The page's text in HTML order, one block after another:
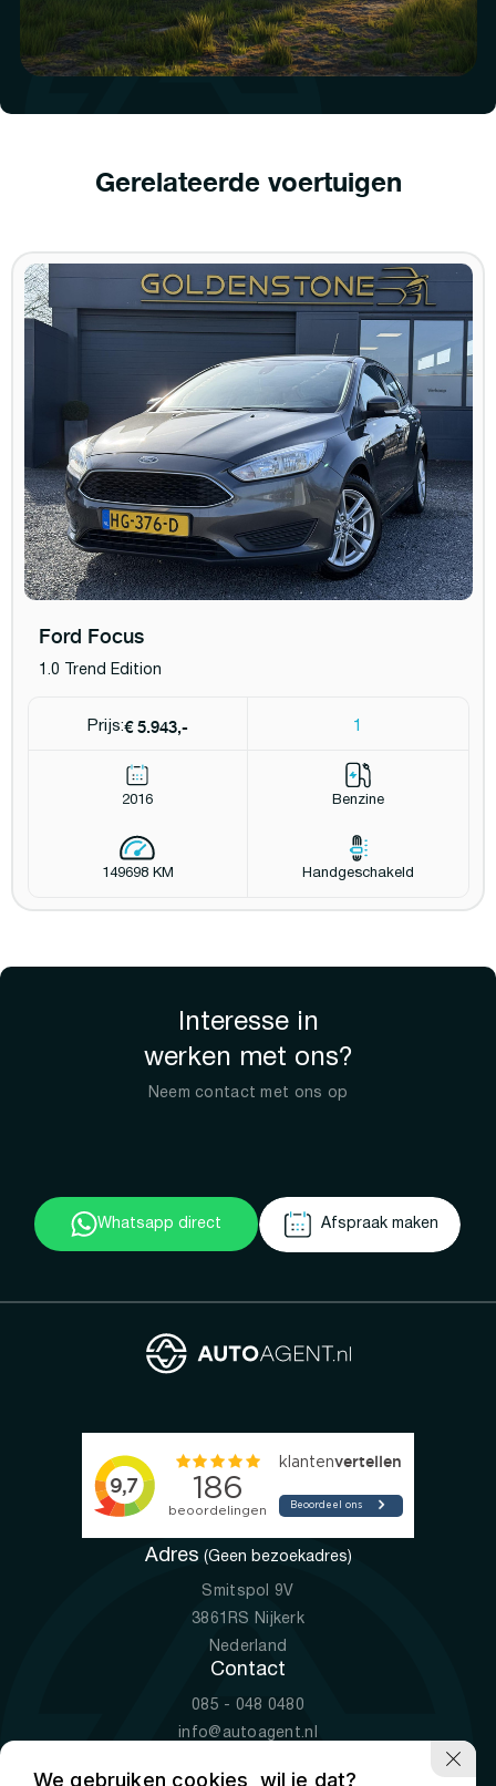
Gerelateerde voertuigen
Ford Focus
1.0 Trend Edition
Prijs:€ 5.943,- 1
2016 Benzine
149698 KM Handgeschakeld
Interesse in
werken met ons?
Neem contact met ons op
Whatsapp direct Afspraak maken
Adres (Geen bezoekadres)
Smitspol 9V
3861RS Nijkerk
Nederland
Contact
085 - 048 0480
info@autoagent.nl
We gebruiken cookies, wil je dat?